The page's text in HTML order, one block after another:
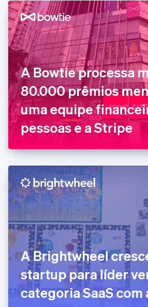
A Bowtie processa
80.000 prêmios
uma equipe
pessoas e a Stripe
A Brightwheel
startup para líder
categoria SaaS com
EnglishFrançais
China continental
简体中文English
Chipre
English
Croácia
EnglishItaliano
Dinamarca
English
Emirados Árabes Unidos
English
Eslováquia
English
EnglishItaliano
Espanha
English
Estados Unidos
English Español简体中文
Estônia
Finlândia
English Svenska
França
FrançaisEnglish
Gibraltar
English
Grécia
English